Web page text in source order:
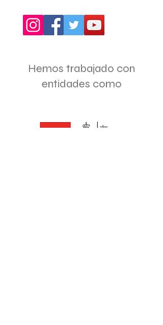
Hemos trabajado con
entidades como